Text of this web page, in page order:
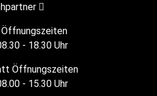
- 18.30 Uhr
Öffnungszeiten
- 15.30 Uhr